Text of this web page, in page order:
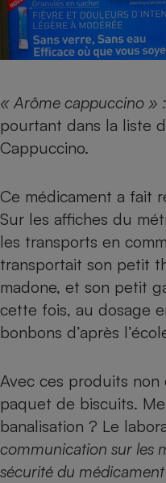
« Arôme cappuccino » :
pourtant dans la liste
Cappuccino.
Ce médicament a fait
Sur les affiches du
les transports en
transportait son petit
madone, et son petit
cette fois, au dosage
bonbons d’après
Avec ces produits non
paquet de biscuits.
banalisation ? Le
communication sur les
sécurité du